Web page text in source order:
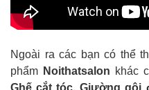
Ngoài ra các bạn có thể
phẩm Noithatsalon khác
Ghế cắt tóc, Giường gội